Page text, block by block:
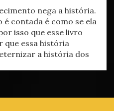
nega a história.
é contada é como se ela
isso que esse livro
que essa história
a história dos